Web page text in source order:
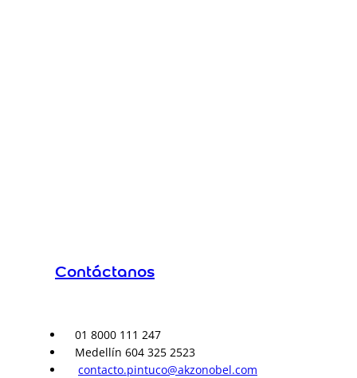
Contáctanos
01 8000 111 247
Medellín 604 325 2523
contacto.pintuco@akzonobel.com